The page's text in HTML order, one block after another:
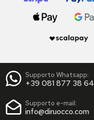
Supporto Whatsapp:
+39 081 877 38 64
Supporto e-mail:
info@diruocco.com